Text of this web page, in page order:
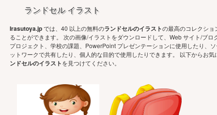
ランドセル イラスト
Irasutoya.jpでは、40 以上の無料のランドセルのイラストの最高のコレクショ
ることができます。 次の画像/イラストをダウンロードして、Web サイト/ブロ
プロジェクト、学校の課題、PowerPoint プレゼンテーションに使用したり、
ットワークで共有したり、個人的な目的で使用したりできます。 以下からお気
ンドセルのイラストを見つけてください。